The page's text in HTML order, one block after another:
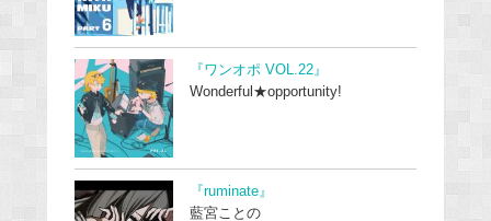
『ワンオポ VOL.22』
Wonderful★opportunity!
『ruminate』
藍宮ことの